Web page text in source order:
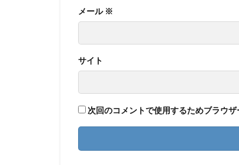
メール ※
サイト
次回のコメントで使用するためブラウ